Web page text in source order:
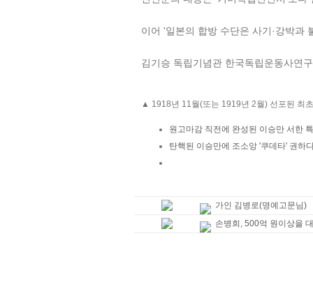
이어 '일본의 합방 수단은 사기·강박과
김기승 독립기념관 한국독립운동사연
▲ 1918년 11월(또는 1919년 2월) 선포된 최
원고마감 직전에 완성된 이승만 서한
탄핵된 이승만에 조소앙 '쿠데타' 권하
가인 김병로(명예고문님)
손병희, 500억 원이상을